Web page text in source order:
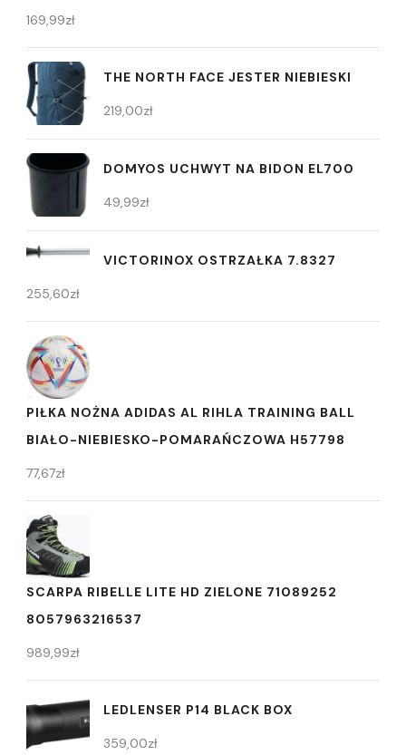
169,99zł
THE NORTH FACE JESTER NIEBIESKI
219,00zł
DOMYOS UCHWYT NA BIDON EL700
49,99zł
VICTORINOX OSTRZAŁKA 7.8327
255,60zł
PIŁKA NOŻNA ADIDAS AL RIHLA TRAINING BALL
BIAŁO-NIEBIESKO-POMARAŃCZOWA H57798
77,67zł
SCARPA RIBELLE LITE HD ZIELONE 71089252
8057963216537
989,99zł
LEDLENSER P14 BLACK BOX
359,00zł